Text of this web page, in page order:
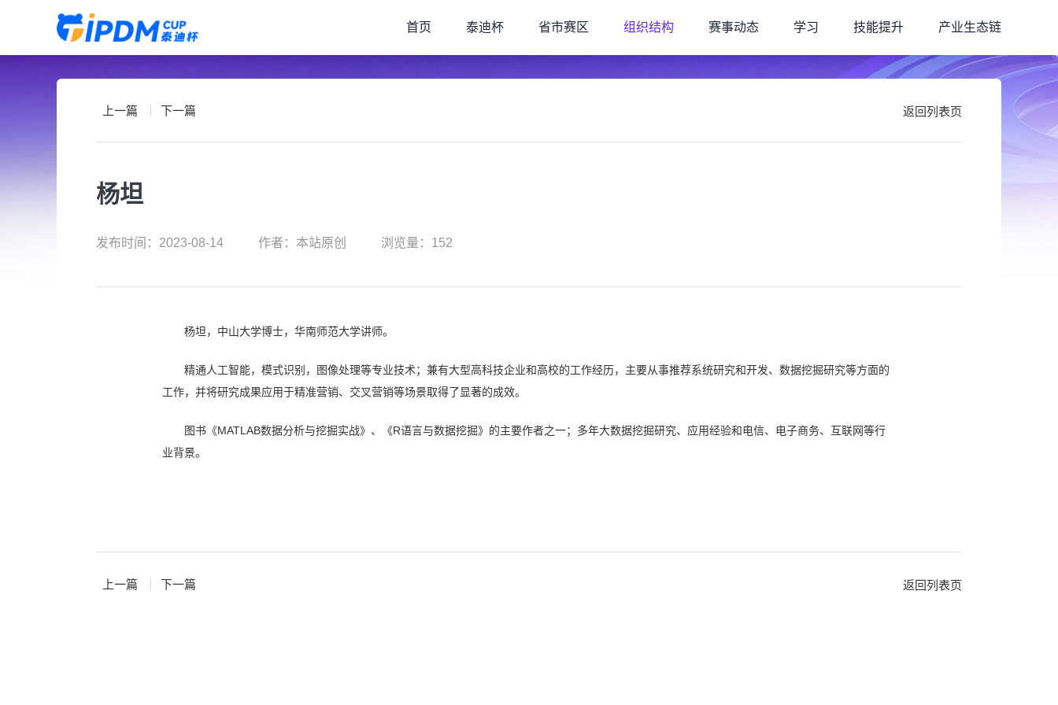
首页 泰迪杯 省市赛区 组织结构 赛事动态 学习 技能提升 产业生态链
上一篇 下一篇 返回列表页
杨坦
发布时间：2023-08-14 作者：本站原创 浏览量：152
杨坦，中山大学博士，华南师范大学讲师。
精通人工智能，模式识别，图像处理等专业技术；兼有大型高科技企业和高校的工作经历，主要从事推荐系统研究和开发、数据挖掘研究等方面的
工作，并将研究成果应用于精准营销、交叉营销等场景取得了显著的成效。
图书《MATLAB数据分析与挖掘实战》、《R语言与数据挖掘》的主要作者之一；多年大数据挖掘研究、应用经验和电信、电子商务、互联网等行
业背景。
上一篇 下一篇 返回列表页